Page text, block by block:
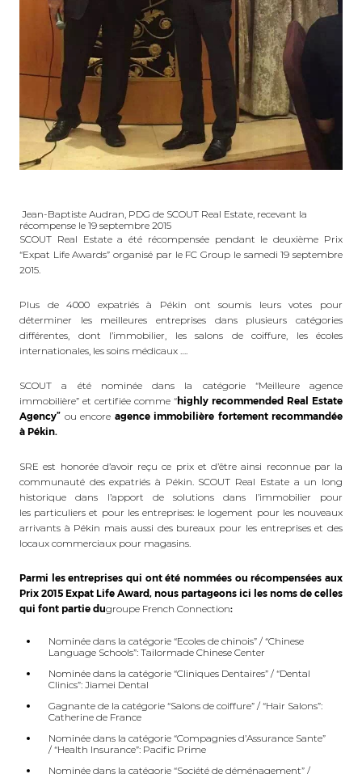
Jean-Baptiste Audran, PDG de SCOUT Real Estate, recevant la
récompense le 19 septembre 2015
SCOUT Real Estate a été récompensée pendant le deuxième Prix
“Expat Life Awards” organisé par le FC Group le samedi 19 septembre
2015.
Plus de 4000 expatriés à Pékin ont soumis leurs votes pour
déterminer les meilleures entreprises dans plusieurs catégories
différentes, dont l’immobilier, les salons de coiffure, les écoles
internationales, les soins médicaux ….
SCOUT a été nominée dans la catégorie “Meilleure agence
immobilière” et certifiée comme “highly recommended Real Estate
Agency” ou encore agence immobilière fortement recommandée
à Pékin.
SRE est honorée d’avoir reçu ce prix et d’être ainsi reconnue par la
communauté des expatriés à Pékin. SCOUT Real Estate a un long
historique dans l’apport de solutions dans l’immobilier pour
les particuliers et pour les entreprises: le logement pour les nouveaux
arrivants à Pékin mais aussi des bureaux pour les entreprises et des
locaux commerciaux pour magasins.
Parmi les entreprises qui ont été nommées ou récompensées aux
Prix 2015 Expat Life Award, nous partageons ici les noms de celles
qui font partie dugroupe French Connection:
Nominée dans la catégorie “Ecoles de chinois” / “Chinese
Language Schools”: Tailormade Chinese Center
Nominée dans la catégorie “Cliniques Dentaires” / “Dental
Clinics”: Jiamei Dental
Gagnante de la catégorie “Salons de coiffure” / “Hair Salons”:
Catherine de France
Nominée dans la catégorie “Compagnies d’Assurance Sante”
/ “Health Insurance”: Pacific Prime
Nominée dans la catégorie “Société de déménagement” /